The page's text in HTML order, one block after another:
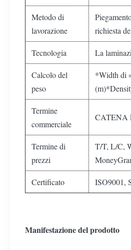
Metodo di
lavorazione
richiesta
Tecnologia La
Calcolo del
peso
*Width di
Termine
commerciale
CATENA
Termine di
prezzi
T/T, L/C,
Certificato ISO9001,
Manifestazione del prodotto